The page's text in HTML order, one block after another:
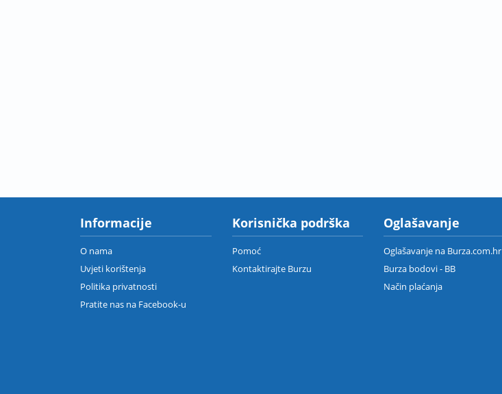
Informacije
O nama
Uvjeti korištenja
Politika privatnosti
Pratite nas na Facebook-u
Korisnička podrška
Pomoć
Kontaktirajte Burzu
Oglašavanje
Oglašavanje na Burza.com.hr
Burza bodovi - BB
Način plaćanja